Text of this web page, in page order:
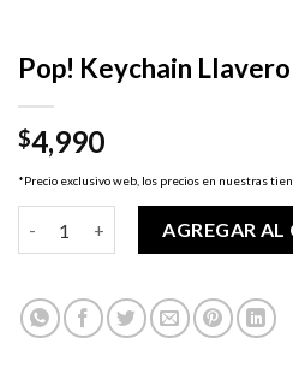
Pop! Keychain
$4,990
*Precio exclusivo web, los precios en nuestras
AGREGAR AL